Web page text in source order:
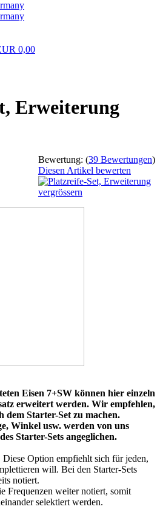
0,00
Erweiterung
Bewertung: (39 Bewertungen)
Diesen Artikel bewerten
vergrössern
Eisen 7+SW können hier einzeln
erweitert werden. Wir empfehlen,
dem Starter-Set zu machen.
Winkel usw. werden von uns
Starter-Sets angeglichen.
Diese Option empfiehlt sich für jeden,
will. Bei den Starter-Sets
notiert.
Frequenzen weiter notiert, somit
selektiert werden.